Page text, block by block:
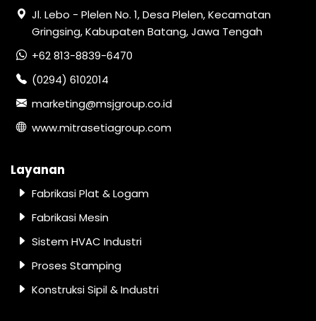
Jl. Lebo - Plelen No. 1, Desa Plelen, Kecamatan
Gringsing, Kabupaten Batang, Jawa Tengah
+62 813-8839-6470
(0294) 6102014
marketing@msjgroup.co.id
www.mitrasetiagroup.com
Layanan
Fabrikasi Plat & Logam
Fabrikasi Mesin
Sistem HVAC Industri
Proses Stamping
Konstruksi Sipil & Industri